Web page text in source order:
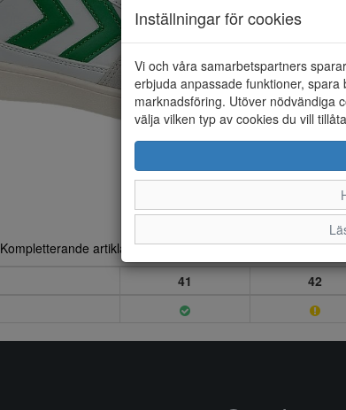
Kompletterande artiklar
41 42
Inställningar för cookies
Vi och våra samarbetspartners
erbjuda anpassade funktioner,
marknadsföring. Utöver nödvändiga
välja vilken typ av cookies du vill